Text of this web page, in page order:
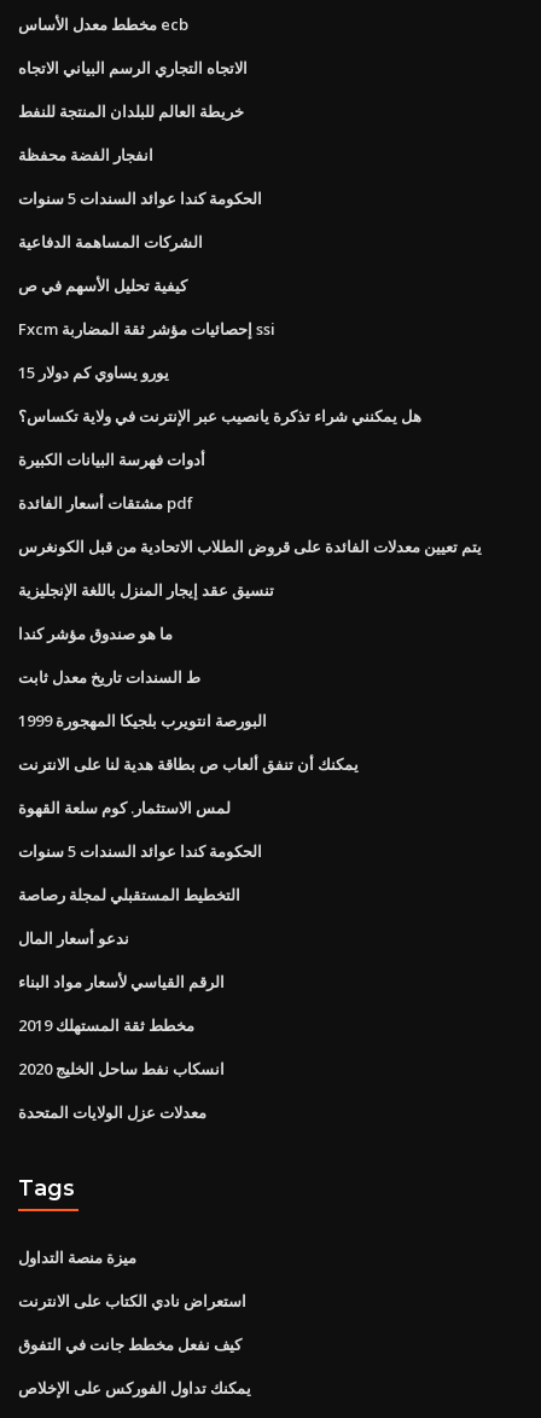
مخطط معدل الأساس ecb
الاتجاه التجاري الرسم البياني الاتجاه
خريطة العالم للبلدان المنتجة للنفط
انفجار الفضة محفظة
الحكومة كندا عوائد السندات 5 سنوات
الشركات المساهمة الدفاعية
كيفية تحليل الأسهم في ص
Fxcm إحصائيات مؤشر ثقة المضاربة ssi
15 يورو يساوي كم دولار
هل يمكنني شراء تذكرة يانصيب عبر الإنترنت في ولاية تكساس؟
أدوات فهرسة البيانات الكبيرة
مشتقات أسعار الفائدة pdf
يتم تعيين معدلات الفائدة على قروض الطلاب الاتحادية من قبل الكونغرس
تنسيق عقد إيجار المنزل باللغة الإنجليزية
ما هو صندوق مؤشر كندا
ط السندات تاريخ معدل ثابت
البورصة انتويرب بلجيكا المهجورة 1999
يمكنك أن تنفق ألعاب ص بطاقة هدية لنا على الانترنت
لمس الاستثمار. كوم سلعة القهوة
الحكومة كندا عوائد السندات 5 سنوات
التخطيط المستقبلي لمجلة رصاصة
ندعو أسعار المال
الرقم القياسي لأسعار مواد البناء
مخطط ثقة المستهلك 2019
انسكاب نفط ساحل الخليج 2020
معدلات عزل الولايات المتحدة
Tags
ميزة منصة التداول
استعراض نادي الكتاب على الانترنت
كيف نفعل مخطط جانت في التفوق
يمكنك تداول الفوركس على الإخلاص